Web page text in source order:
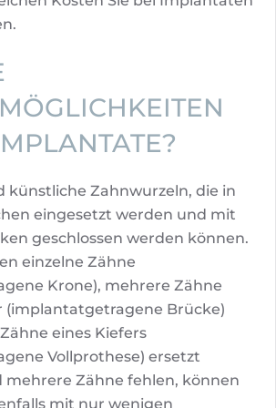
künstliche Zahnwurzeln, die in
eingesetzt werden und mit
geschlossen werden können.
einzelne Zähne
Krone), mehrere Zähne
(implantatgetragene Brücke)
eines Kiefers
Vollprothese) ersetzt
mehrere Zähne fehlen, können
mit nur wenigen